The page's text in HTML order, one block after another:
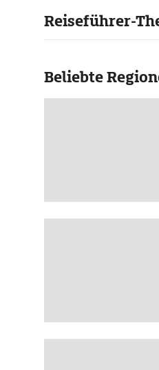
Reiseführer-
Beliebte